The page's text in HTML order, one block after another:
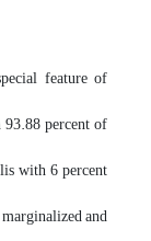
feature of
percent of
with 6 percent
and